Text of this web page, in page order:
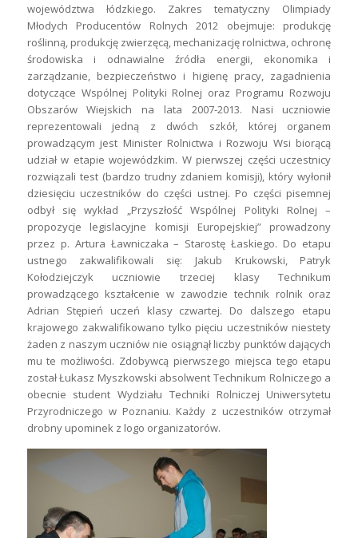
województwa łódzkiego. Zakres tematyczny Olimpiady
Młodych Producentów Rolnych 2012 obejmuje: produkcję
roślinną, produkcję zwierzęcą, mechanizację rolnictwa, ochronę
środowiska i odnawialne źródła energii, ekonomika i
zarządzanie, bezpieczeństwo i higienę pracy, zagadnienia
dotyczące Wspólnej Polityki Rolnej oraz Programu Rozwoju
Obszarów Wiejskich na lata 2007-2013. Nasi uczniowie
reprezentowali jedną z dwóch szkół, której organem
prowadzącym jest Minister Rolnictwa i Rozwoju Wsi biorącą
udział w etapie wojewódzkim. W pierwszej części uczestnicy
rozwiązali test (bardzo trudny zdaniem komisji), który wyłonił
dziesięciu uczestników do części ustnej. Po części pisemnej
odbył się wykład „Przyszłość Wspólnej Polityki Rolnej –
propozycje legislacyjne komisji Europejskiej” prowadzony
przez p. Artura Ławniczaka – Starostę Łaskiego. Do etapu
ustnego zakwalifikowali się: Jakub Krukowski, Patryk
Kołodziejczyk uczniowie trzeciej klasy Technikum
prowadzącego kształcenie w zawodzie technik rolnik oraz
Adrian Stępień uczeń klasy czwartej. Do dalszego etapu
krajowego zakwalifikowano tylko pięciu uczestników niestety
żaden z naszym uczniów nie osiągnął liczby punktów dających
mu te możliwości. Zdobywcą pierwszego miejsca tego etapu
został Łukasz Myszkowski absolwent Technikum Rolniczego a
obecnie student Wydziału Techniki Rolniczej Uniwersytetu
Przyrodniczego w Poznaniu. Każdy z uczestników otrzymał
drobny upominek z logo organizatorów.